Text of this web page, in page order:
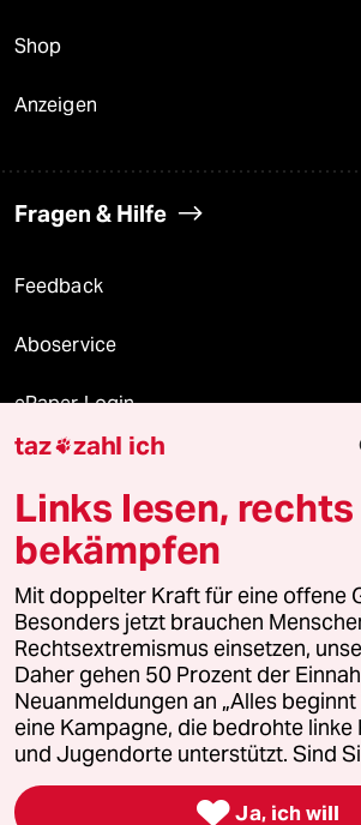
Shop
Anzeigen
Fragen & Hilfe
Feedback
Aboservice
ePaper Login
Downloads für Abonnierende
© 2026 taz Verlags und Vertriebs GmbH
Alle Rechte vorbehalten. Bei rechtlichen Fragen
wenden Sie sich bitte an
lizenzen@taz.de
Feedback Redaktionsstatut
Leitlinie Informant Datenschutz
Seitenwende Einwilligungen
taz zahl ich
Links lesen, rechts
bekämpfen
Mit doppelter Kraft für eine offene
Besonders jetzt brauchen
Rechtsextremismus einsetzen,
Daher gehen 50 Prozent der
Neuanmeldungen an „Alles
eine Kampagne, die bedrohte linke
und Jugendorte unterstützt. Sind
 Ja, ich will